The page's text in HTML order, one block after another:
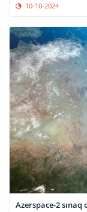
10-10-2024
Azerspace-2 sınaq